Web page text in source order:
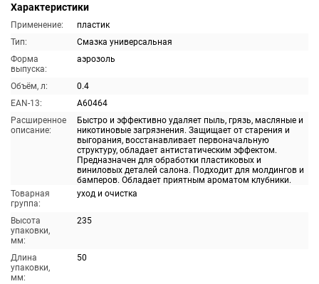
Характеристики
Применение:
пластик
Тип:
Смазка универсальная
Форма
выпуска:
аэрозоль
Объём, л:
0.4
EAN-13:
A60464
Расширенное
описание:
Быстро и эффективно удаляет пыль, грязь, масляные и
никотиновые загрязнения. Защищает от старения и
выгорания, восстанавливает первоначальную
структуру, обладает антистатическим эффектом.
Предназначен для обработки пластиковых и
виниловых деталей салона. Подходит для молдингов и
бамперов. Обладает приятным ароматом клубники.
Товарная
группа:
уход и очистка
Высота
упаковки,
мм:
235
Длина
упаковки,
мм:
50